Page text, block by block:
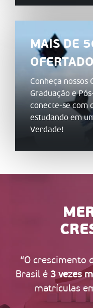
MAIS DE
Conheça nossos
Graduação e
conecte-se com
estudando em
Verdade!
da educação a
maior que o
em escolas